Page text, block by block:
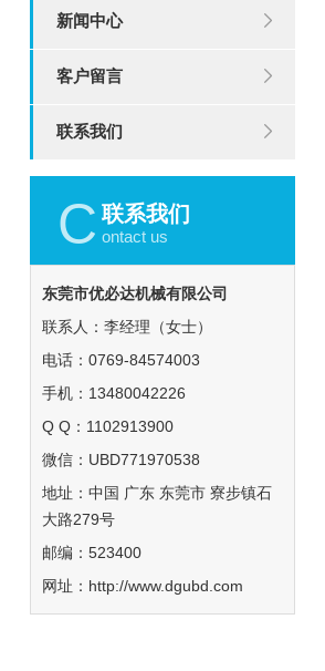
新闻中心
客户留言
联系我们
C 联系我们
ontact us
东莞市优必达机械有限公司
联系人：李经理（女士）
电话：0769-84574003
手机：13480042226
Q Q：1102913900
微信：UBD771970538
地址：中国 广东 东莞市 寮步镇石
大路279号
邮编：523400
网址： http://www.dgubd.com